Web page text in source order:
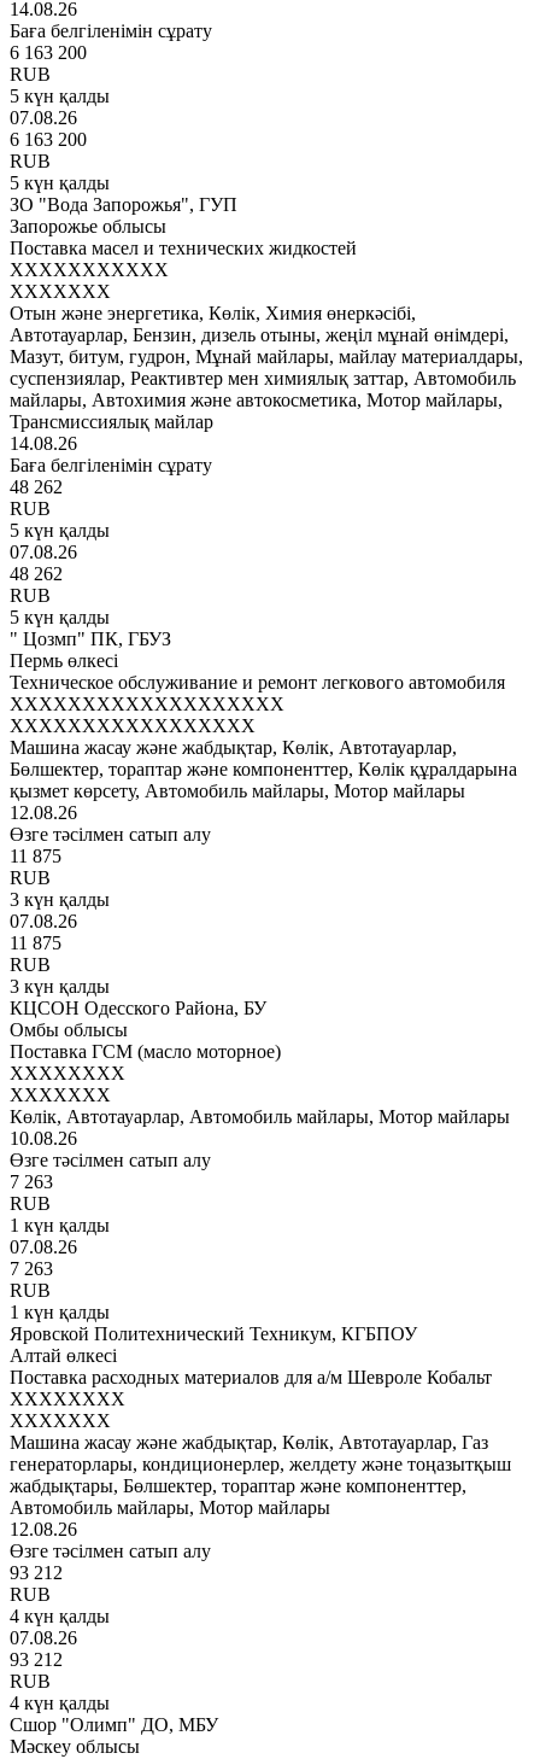
14.08.26
Баға белгіленімін сұрату
6 163 200
RUB
5 күн қалды
07.08.26
6 163 200
RUB
5 күн қалды
ЗО "Вода Запорожья", ГУП
Запорожье облысы
Поставка масел и технических жидкостей
XXXXXXXXXXX
XXXXXXX
Отын және энергетика, Көлік, Химия өнеркәсібі,
Автотауарлар, Бензин, дизель отыны, жеңіл мұнай өнімдері,
Мазут, битум, гудрон, Мұнай майлары, майлау материалдары,
суспензиялар, Реактивтер мен химиялық заттар, Автомобиль
майлары, Автохимия және автокосметика, Мотор майлары,
Трансмиссиялық майлар
14.08.26
Баға белгіленімін сұрату
48 262
RUB
5 күн қалды
07.08.26
48 262
RUB
5 күн қалды
" Цозмп" ПК, ГБУЗ
Пермь өлкесі
Техническое обслуживание и ремонт легкового автомобиля
XXXXXXXXXXXXXXXXXXX
XXXXXXXXXXXXXXXXX
Машина жасау және жабдықтар, Көлік, Автотауарлар,
Бөлшектер, тораптар және компоненттер, Көлік құралдарына
қызмет көрсету, Автомобиль майлары, Мотор майлары
12.08.26
Өзге тәсілмен сатып алу
11 875
RUB
3 күн қалды
07.08.26
11 875
RUB
3 күн қалды
КЦСОН Одесского Района, БУ
Омбы облысы
Поставка ГСМ (масло моторное)
XXXXXXXX
XXXXXXX
Көлік, Автотауарлар, Автомобиль майлары, Мотор майлары
10.08.26
Өзге тәсілмен сатып алу
7 263
RUB
1 күн қалды
07.08.26
7 263
RUB
1 күн қалды
Яровской Политехнический Техникум, КГБПОУ
Алтай өлкесі
Поставка расходных материалов для а/м Шевроле Кобальт
XXXXXXXX
XXXXXXX
Машина жасау және жабдықтар, Көлік, Автотауарлар, Газ
генераторлары, кондиционерлер, желдету және тоңазытқыш
жабдықтары, Бөлшектер, тораптар және компоненттер,
Автомобиль майлары, Мотор майлары
12.08.26
Өзге тәсілмен сатып алу
93 212
RUB
4 күн қалды
07.08.26
93 212
RUB
4 күн қалды
Сшор "Олимп" ДО, МБУ
Мәскеу облысы